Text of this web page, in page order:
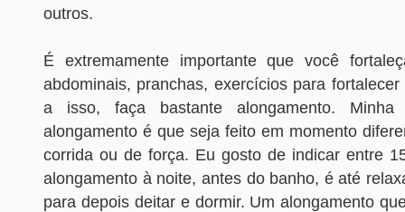
outros.
É extremamente importante que você
abdominais, pranchas, exercícios para
a isso, faça bastante alongamento.
alongamento é que seja feito em momento
corrida ou de força. Eu gosto de indicar entre
alongamento à noite, antes do banho, é até
para depois deitar e dormir. Um alongamento